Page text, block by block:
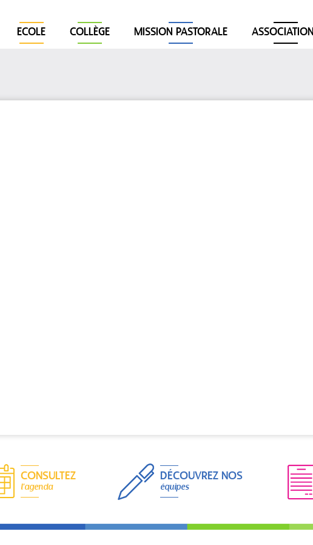
ECOLE COLLÈGE MISSION PASTORALE
CONSULTEZ
l'agenda
DÉCOUVREZ NOS
équipes